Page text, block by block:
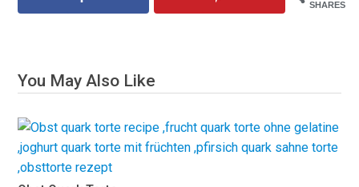
SHARES
You May Also Like